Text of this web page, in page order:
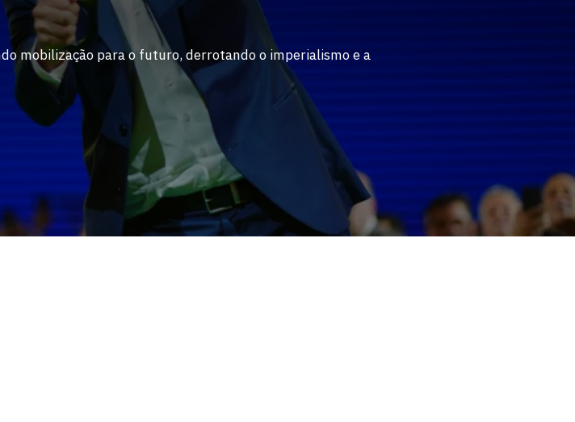
mobilização para o futuro, derrotando o imperialismo e a